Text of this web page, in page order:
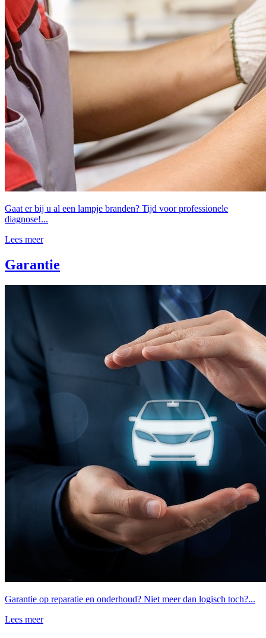
Gaat er bij u al een lampje branden? Tijd voor professionele
diagnose!...
Lees meer
Garantie
Garantie op reparatie en onderhoud? Niet meer dan logisch toch?...
Lees meer